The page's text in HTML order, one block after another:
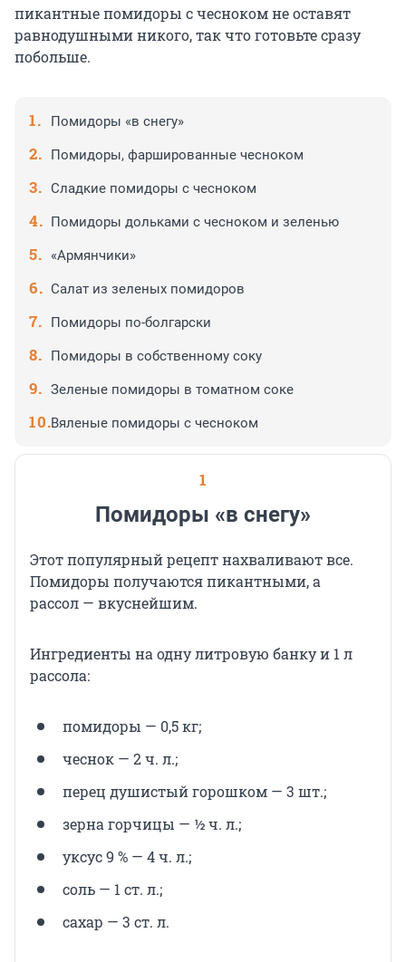
пикантные помидоры с чесноком не оставят
равнодушными никого, так что готовьте сразу
побольше.
Помидоры «в снегу»
Помидоры, фаршированные чесноком
Сладкие помидоры с чесноком
Помидоры дольками с чесноком и зеленью
«Армянчики»
Салат из зеленых помидоров
Помидоры по-болгарски
Помидоры в собственному соку
Зеленые помидоры в томатном соке
Вяленые помидоры с чесноком
1
Помидоры «в снегу»
Этот популярный рецепт нахваливают все.
Помидоры получаются пикантными, а
рассол — вкуснейшим.
Ингредиенты на одну литровую банку и 1 л
рассола:
помидоры — 0,5 кг;
чеснок — 2 ч. л.;
перец душистый горошком — 3 шт.;
зерна горчицы — ½ ч. л.;
уксус 9 % — 4 ч. л.;
соль — 1 ст. л.;
сахар — 3 ст. л.